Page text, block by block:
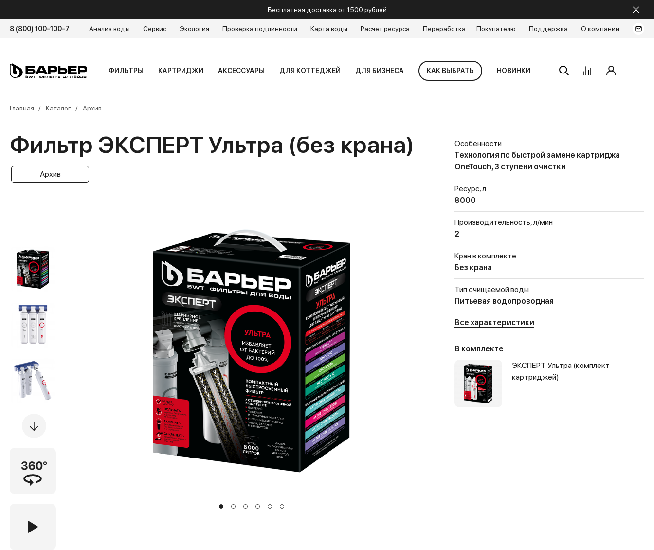
Бесплатная доставка от 1500 рублей
8 (800) 100-100-7 Анализ воды Сервис Экология Проверка подлинности Карта воды Расчет ресурса Переработка Покупателю Поддержка О компании
ФИЛЬТРЫ КАРТРИДЖИ АКСЕССУАРЫ ДЛЯ КОТТЕДЖЕЙ ДЛЯ БИЗНЕСА КАК ВЫБРАТЬ НОВИНКИ
Главная Каталог Архив
Фильтр ЭКСПЕРТ Ультра (без крана)
Архив
Особенности
Технология по быстрой замене картриджа
OneTouch, 3 ступени очистки
Ресурс, л
8000
Производительность, л/мин
2
Кран в комплекте
Без крана
Тип очищаемой воды
Питьевая водопроводная
Все характеристики
В комплекте
ЭКСПЕРТ Ультра (комплект
картриджей)